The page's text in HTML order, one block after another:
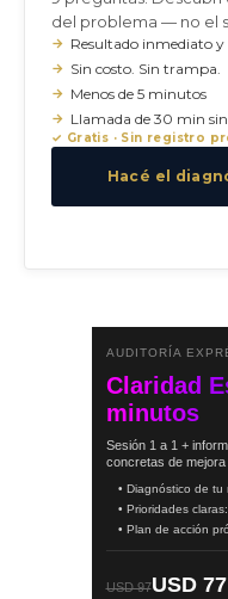
del problema — no el
Resultado inmediato
Sin costo. Sin trampa.
Menos de 5 minutos
Llamada de 30 min
✓ Gratis · Sin registro
Hacé el
AUDITORÍA
Claridad
minutos
Sesión 1 a 1 +
concretas de mejora
• Diagnóstico de tu
• Prioridades
• Plan de acción
USD 97USD 77